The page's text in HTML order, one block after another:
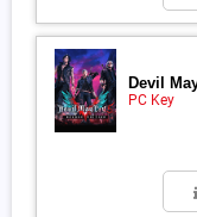
Devil
PC Key